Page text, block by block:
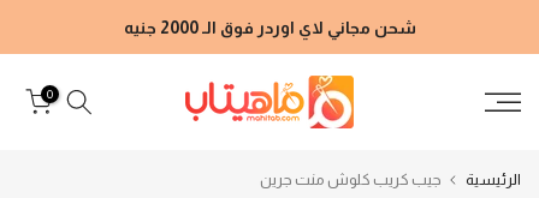
إلى
شحن مجاني لاي اوردر فوق الـ 2000 جنيه
0
الرئيسية جيب كريب كلوش منت جرين